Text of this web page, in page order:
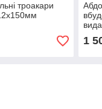
троакари
1